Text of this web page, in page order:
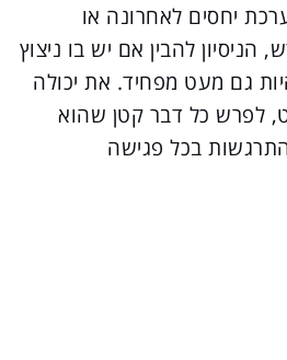
יחסים לאחרונה או
להבין אם יש בו ניצוץ
גם מעט מפחיד. את יכולה
לפרש כל דבר קטן שהוא
בכל פגישה